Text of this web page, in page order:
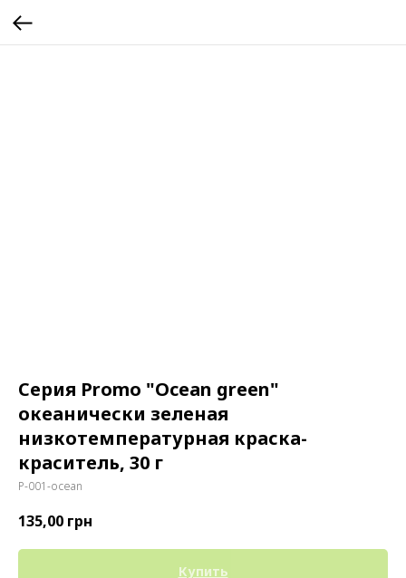
Серия Promo "Ocean green"
океанически зеленая
низкотемпературная краска-
краситель, 30 г
P-001-ocean
135,00 грн
Купить